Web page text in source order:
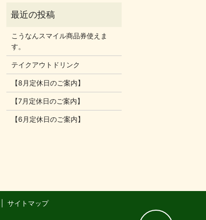
こうなんスマイル商品券使えま
す。
テイクアウトドリンク
【8月定休日のご案内】
【7月定休日のご案内】
【6月定休日のご案内】
サイトマップ